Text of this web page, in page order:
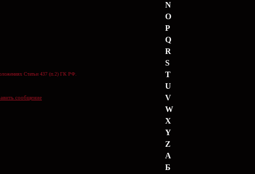
N
O
P
Q
R
S
T
U
V
W
X
Y
Z
А
Б
Статьи 437 (п.2) ГК РФ.
сообщение